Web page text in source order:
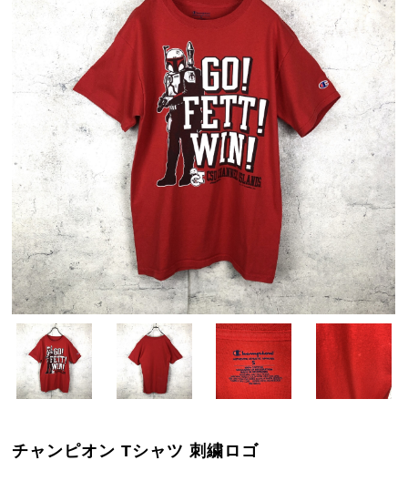
チャンピオン Tシャツ 刺繍ロゴ